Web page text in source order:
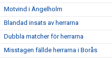
Motvind i Ängelholm
Blandad insats av herrarna
Dubbla matcher för herrarna
Misstagen fällde herrarna i Borås